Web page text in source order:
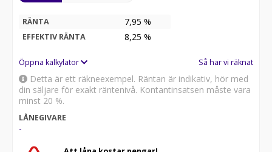
RÄNTA 7,95 %
EFFEKTIV RÄNTA 8,25 %
Öppna kalkylator Så har vi räknat
Detta är ett räkneexempel. Räntan är indikativ, hör med
din säljare för exakt räntenivå. Kontantinsatsen måste vara
minst 20 %.
LÅNEGIVARE
-